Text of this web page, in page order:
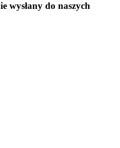
wysłany do naszych